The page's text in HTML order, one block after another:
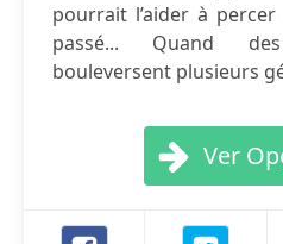
pourrait l’aider à
passé... Quand
bouleversent plusieurs
Ver